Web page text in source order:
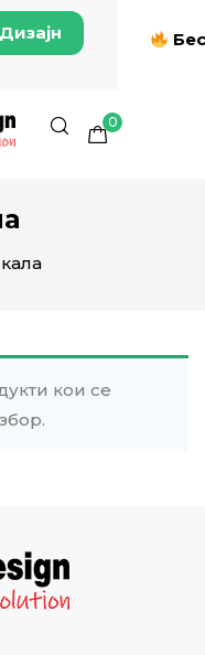
0
кои се